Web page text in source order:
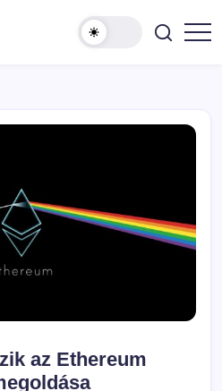
MyCryptOption
az Ethereum